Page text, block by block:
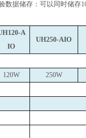
数据储存：可以同时储存
A
IO
UH250-AIO
120W 250W